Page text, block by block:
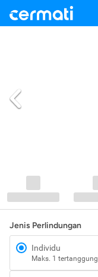
Jenis Perlindungan
Individu
Maks. 1 tertanggung